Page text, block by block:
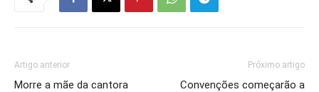
Artigo anterior
Morre a mãe da cantora
Próximo artigo
Convenções começarão a